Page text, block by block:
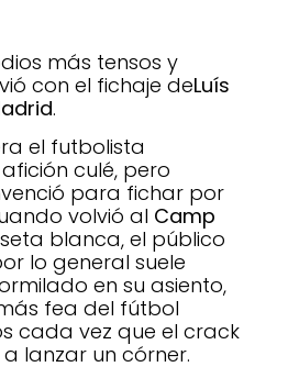
más tensos y
con el fichaje deLuís
.
el futbolista
culé, pero
para fichar por
volvió al Camp
blanca, el público
lo general suele
en su asiento,
fea del fútbol
cada vez que el crack
lanzar un córner.